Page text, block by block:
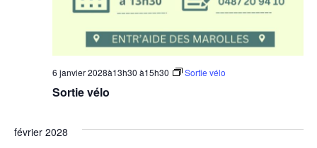
Sortie vélo
6 janvier 2028à13h30 à15h30 Sortie vélo
février 2028